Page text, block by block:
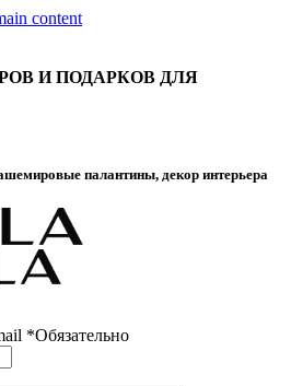
content
И ПОДАРКОВ ДЛЯ
палантины, декор интерьера
*Обязательно